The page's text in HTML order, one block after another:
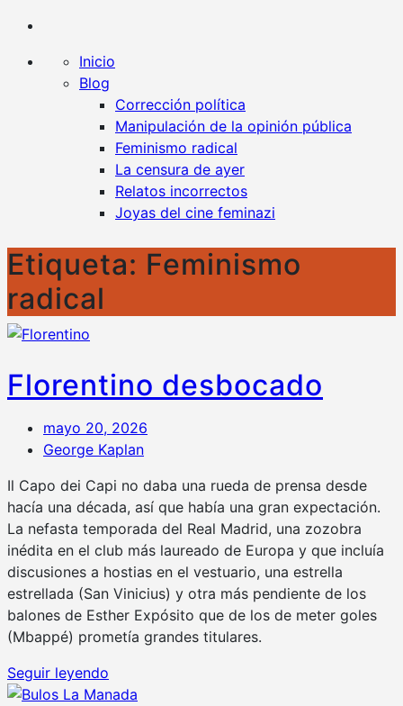
de censura
Inicio
Blog
Corrección política
Manipulación de la opinión pública
Feminismo radical
La censura de ayer
Relatos incorrectos
Joyas del cine feminazi
Etiqueta: Feminismo
radical
Florentino desbocado
mayo 20, 2026
George Kaplan
Il Capo dei Capi no daba una rueda de prensa desde
hacía una década, así que había una gran expectación.
La nefasta temporada del Real Madrid, una zozobra
inédita en el club más laureado de Europa y que incluía
discusiones a hostias en el vestuario, una estrella
estrellada (San Vinicius) y otra más pendiente de los
balones de Esther Expósito que de los de meter goles
(Mbappé) prometía grandes titulares.
Seguir leyendo